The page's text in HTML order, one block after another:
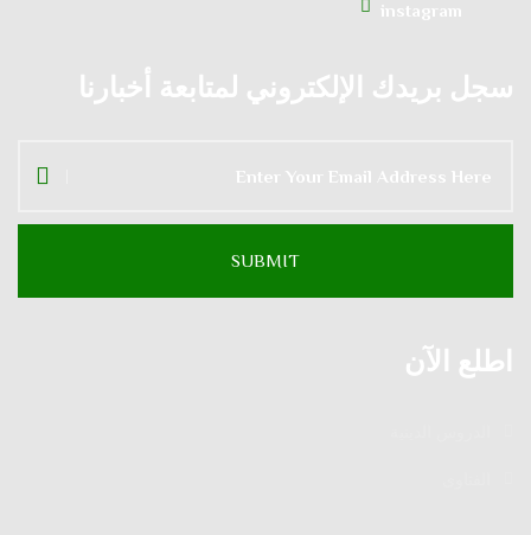
instagram
سجل بريدك الإلكتروني لمتابعة أخبارنا
اطلع الآن